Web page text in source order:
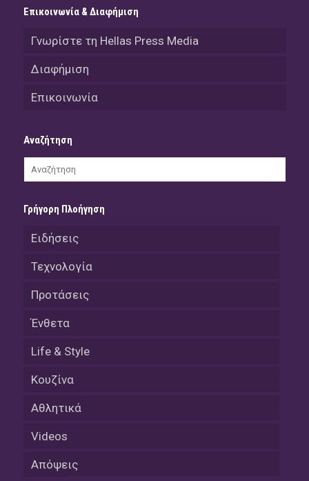
Επικοινωνία & Διαφήμιση
Γνωρίστε τη Hellas Press Media
Διαφήμιση
Επικοινωνία
Αναζήτηση
Γρήγορη Πλοήγηση
Ειδήσεις
Τεχνολογία
Προτάσεις
Ένθετα
Life & Style
Κουζίνα
Αθλητικά
Videos
Απόψεις